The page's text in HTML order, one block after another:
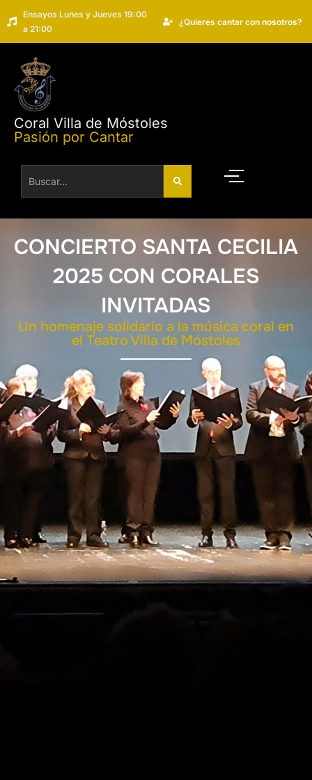
Ensayos Lunes y Jueves 19:00
a 21:00
¿Quieres cantar con nosotros?
Coral Villa de Móstoles
Pasión por Cantar
CONCIERTO SANTA CECILIA
2025 CON CORALES
INVITADAS
Un homenaje solidario a la música coral en
el Teatro Villa de Móstoles